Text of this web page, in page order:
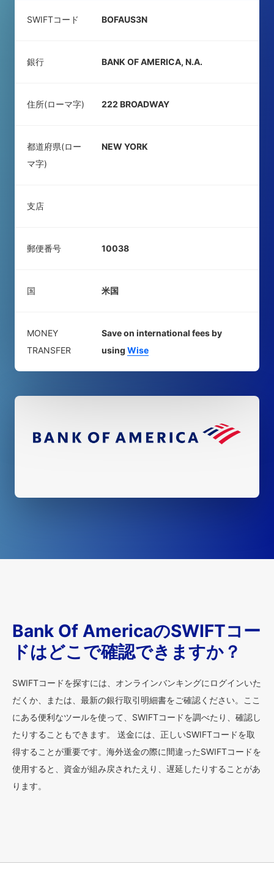
SWIFTコード BOFAUS3N
銀行 BANK OF AMERICA, N.A.
住所(ローマ字) 222 BROADWAY
都道府県(ロー
マ字)
NEW YORK
支店
郵便番号 10038
国 米国
MONEY
TRANSFER
Save on international fees by
using Wise
Bank Of AmericaのSWIFTコー
ドはどこで確認できますか？
SWIFTコードを探すには、オンラインバンキングにログインいた
だくか、または、最新の銀行取引明細書をご確認ください。ここ
にある便利なツールを使って、SWIFTコードを調べたり、確認し
たりすることもできます。 送金には、正しいSWIFTコードを取
得することが重要です。海外送金の際に間違ったSWIFTコードを
使用すると、資金が組み戻されたえり、遅延したりすることがあ
ります。